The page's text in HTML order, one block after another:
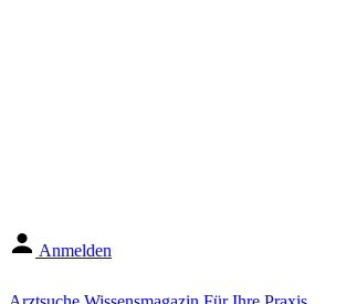
Anmelden